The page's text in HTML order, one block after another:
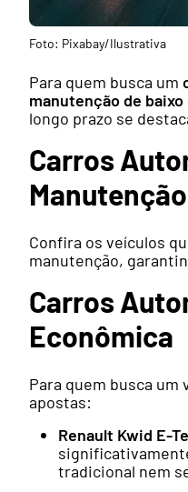
Foto: Pixabay/Ilustrativa
Para quem busca um
manutenção de
longo prazo se
Carros
Confira os veículos
manutenção,
Carros
Econômica
Para quem busca
apostas:
Renault Kwid E-
tradicional nem